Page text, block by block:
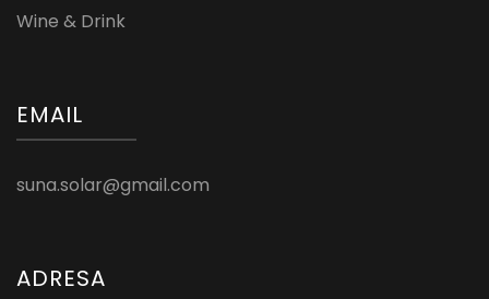
Wine & Drink
EMAIL
suna.solar@gmail.com
ADRESA